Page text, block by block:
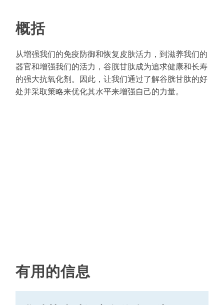
概括
从增强我们的免疫防御和恢复皮肤活力，到滋养我们的
器官和增强我们的活力，谷胱甘肽成为追求健康和长寿
的强大抗氧化剂。因此，让我们通过了解谷胱甘肽的好
处并采取策略来优化其水平来增强自己的力量。
有用的信息